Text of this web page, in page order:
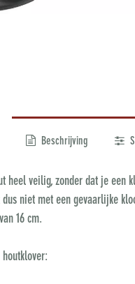
Beschrijving
heel veilig, zonder dat je
dus niet met een gevaarlijke
16 cm.